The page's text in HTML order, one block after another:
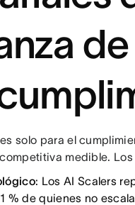
solo para el
medible.
: Los AI Scalers
% de quienes no